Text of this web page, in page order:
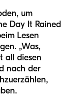
um
Day It Rained
Lesen
„Was,
all diesen
nach der